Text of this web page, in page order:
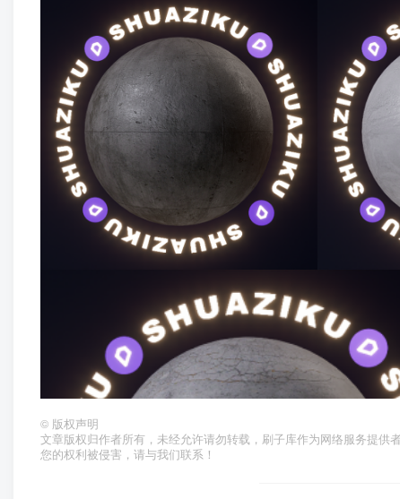
© 版权声明
文章版权归作者所有，未经允许请勿转载，刷子库作为网络服务提
您的权利被侵害，请与我们联系！